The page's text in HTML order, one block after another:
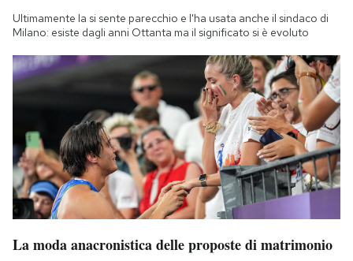
Ultimamente la si sente parecchio e l'ha usata anche il sindaco di
Milano: esiste dagli anni Ottanta ma il significato si è evoluto
La moda anacronistica delle proposte di matrimonio